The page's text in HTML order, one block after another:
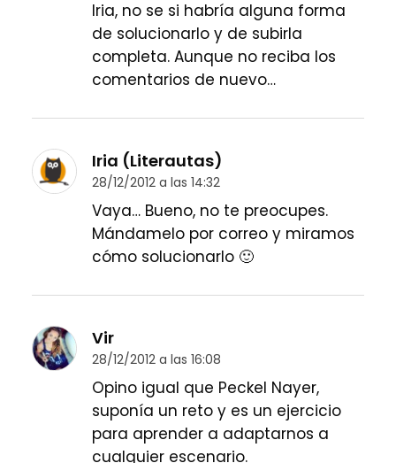
Iria, no se si habría alguna forma
de solucionarlo y de subirla
completa. Aunque no reciba los
comentarios de nuevo…
Iria (Literautas)
28/12/2012 a las 14:32
Vaya… Bueno, no te preocupes.
Mándamelo por correo y miramos
cómo solucionarlo 🙂
Vir
28/12/2012 a las 16:08
Opino igual que Peckel Nayer,
suponía un reto y es un ejercicio
para aprender a adaptarnos a
cualquier escenario.